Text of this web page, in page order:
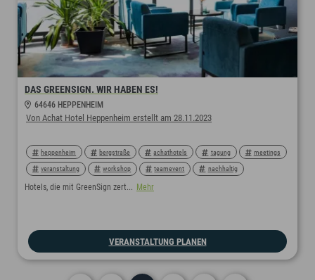
DAS GREENSIGN. WIR HABEN ES!
64646 HEPPENHEIM
Von Achat Hotel Heppenheim erstellt am 28.11.2023
heppenheim bergstraße achathotels tagung meetings
veranstaltung workshop teamevent nachhaltig
ökologisch
Hotels, die mit GreenSign zert... Mehr
VERANSTALTUNG PLANEN